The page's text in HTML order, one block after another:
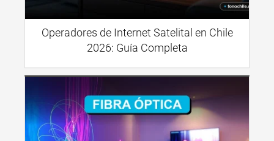
Operadores de Internet Satelital en Chile
2026: Guía Completa